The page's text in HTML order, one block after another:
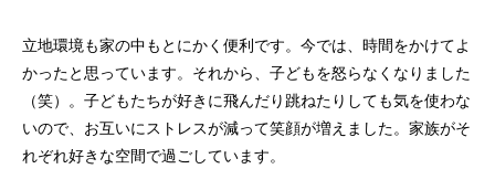
立地環境も家の中もとにかく便利です。今では、時間をかけてよ
かったと思っています。それから、子どもを怒らなくなりました
（笑）。子どもたちが好きに飛んだり跳ねたりしても気を使わな
いので、お互いにストレスが減って笑顔が増えました。家族がそ
れぞれ好きな空間で過ごしています。